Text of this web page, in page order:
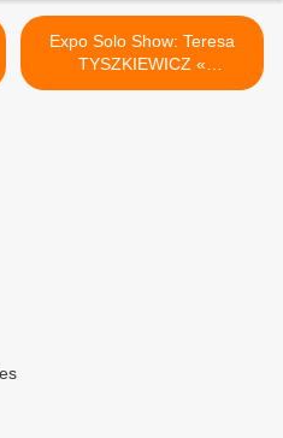
Expo Solo Show: Teresa
TYSZKIEWICZ «
EPINGLES » >